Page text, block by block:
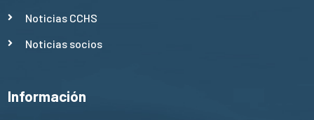
Noticias CCHS
Noticias socios
Información